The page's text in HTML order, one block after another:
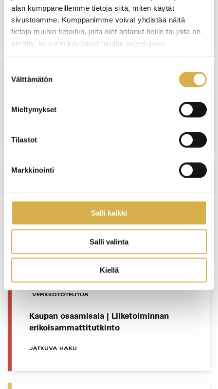
alan kumppaneillemme tietoja siitä, miten käytät
sivustoamme. Kumppanimme voivat yhdistää näitä
tietoja muihin tietoihin, joita olet antanut heille tai joita on
kerätty, kun olet käyttänyt heidän palvelujaan.
valinta
Välttämätön
Mieltymykset
Tilastot
Markkinointi
Salli kaikki
Salli valinta
Kiellä
Matkailualan perustutkinto
SUORAAN NÄYTTÖÖN
Isännöinnin ammattitutkinto
Henkilöstöhallinnon osaamisala |
Liiketoiminnan erikoisammattitutkinto
VERKKOTOTEUTUS
Kaupan osaamisala | Liiketoiminnan
erikoisammattitutkinto
JATKUVA HAKU